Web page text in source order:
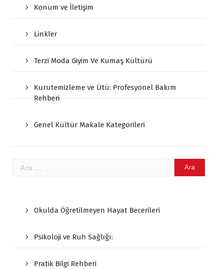
Konum ve İletişim
Linkler
Terzi Moda Giyim Ve Kumaş Kültürü
Kurutemizleme ve Ütü: Profesyonel Bakım
Rehberi
Genel Kültür Makale Kategorileri
Arama:
Okulda Öğretilmeyen Hayat Becerileri
Psikoloji ve Ruh Sağlığı:
Pratik Bilgi Rehberi